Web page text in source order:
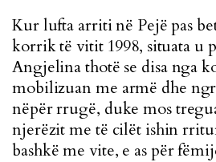
Kur lufta arriti në Pejë pas
korrik të vitit 1998, situata u
Angjelina thotë se disa nga
mobilizuan me armë dhe
nëpër rrugë, duke mos
njerëzit me të cilët ishin
bashkë me vite, e as për